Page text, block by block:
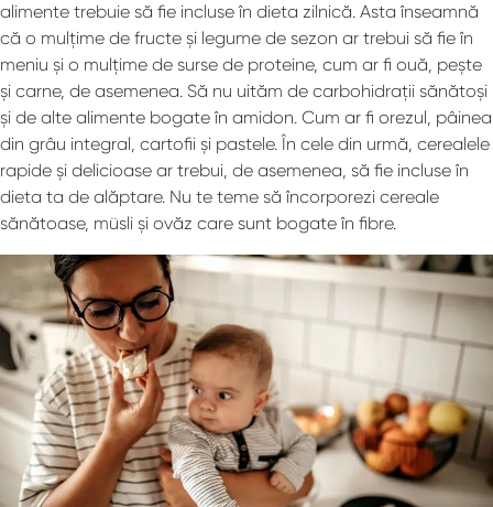
alimente trebuie să fie incluse în dieta zilnică. Asta înseamnă
că o mulțime de fructe și legume de sezon ar trebui să fie în
meniu și o mulțime de surse de proteine, cum ar fi ouă, pește
și carne, de asemenea. Să nu uităm de carbohidrații sănătoși
și de alte alimente bogate în amidon. Cum ar fi orezul, pâinea
din grâu integral, cartofii și pastele. În cele din urmă, cerealele
rapide și delicioase ar trebui, de asemenea, să fie incluse în
dieta ta de alăptare. Nu te teme să încorporezi cereale
sănătoase, müsli și ovăz care sunt bogate în fibre.